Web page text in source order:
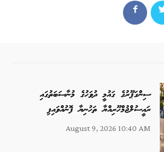
ސިންގަޕޫރުގެ ގައުމީ ދުވަހުގެ މުނާސަބަތުގައި
ރައީސުލްޖުމްހޫރިއްޔާ ތަހުނިޔާ ފޮނުއްވައިފި
August 9, 2026 10:40 AM